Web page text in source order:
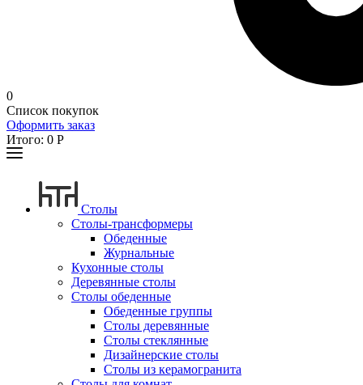
0
Список покупок
Оформить заказ
Итого: 0 Р
Столы
Столы-трансформеры
Обеденные
Журнальные
Кухонные столы
Деревянные столы
Столы обеденные
Обеденные группы
Столы деревянные
Столы стеклянные
Дизайнерские столы
Столы из керамогранита